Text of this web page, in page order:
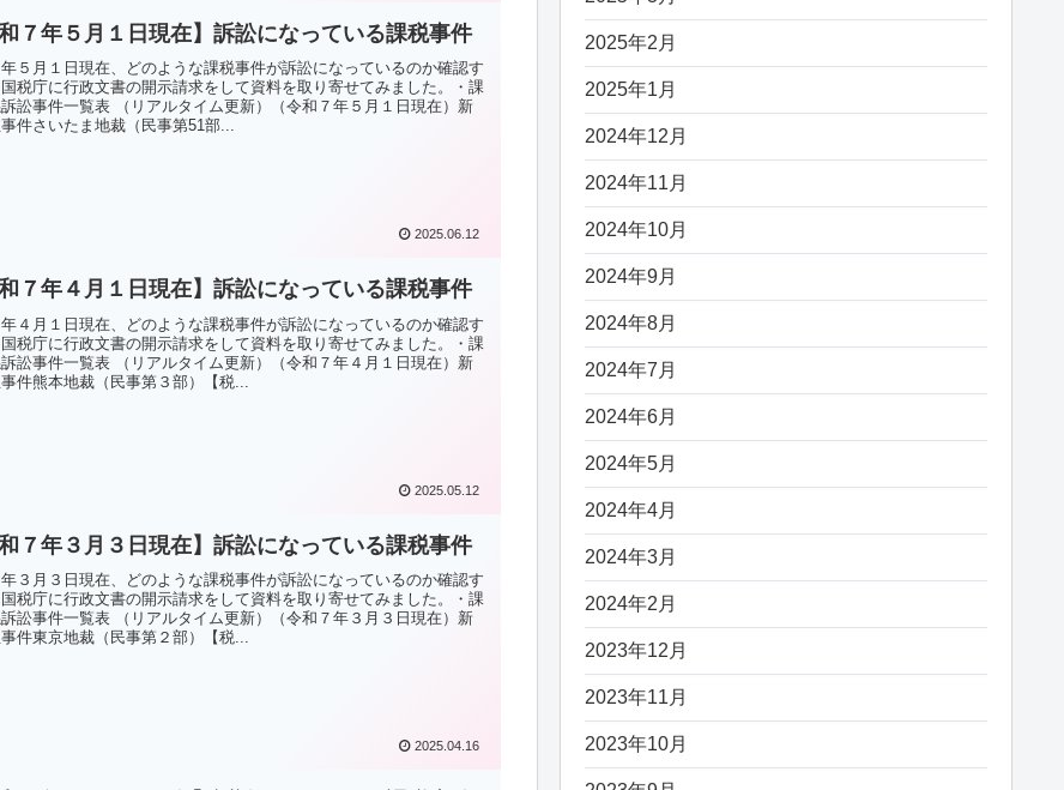
和７年５月１日現在】訴訟になっている課税事件
５月１日現在、どのような課税事件が訴訟になっているのか確認す
税庁に行政文書の開示請求をして資料を取り寄せてみました。・課
訟事件一覧表 （リアルタイム更新）（令和７年５月１日現在）新
件さいたま地裁（民事第51部...
2025.06.12
和７年４月１日現在】訴訟になっている課税事件
４月１日現在、どのような課税事件が訴訟になっているのか確認す
税庁に行政文書の開示請求をして資料を取り寄せてみました。・課
訟事件一覧表 （リアルタイム更新）（令和７年４月１日現在）新
件熊本地裁（民事第３部）【税...
2025.05.12
和７年３月３日現在】訴訟になっている課税事件
３月３日現在、どのような課税事件が訴訟になっているのか確認す
税庁に行政文書の開示請求をして資料を取り寄せてみました。・課
訟事件一覧表 （リアルタイム更新）（令和７年３月３日現在）新
件東京地裁（民事第２部）【税...
2025.04.16
2025年2月
2025年1月
2024年12月
2024年11月
2024年10月
2024年9月
2024年8月
2024年7月
2024年6月
2024年5月
2024年4月
2024年3月
2024年2月
2023年12月
2023年11月
2023年10月